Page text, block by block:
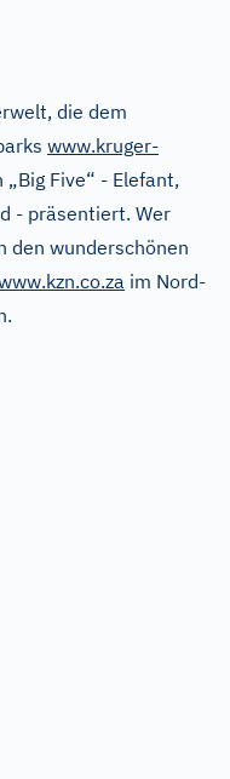
die dem
www.kruger-
Five“ - Elefant,
- präsentiert. Wer
den wunderschönen
im Nord-